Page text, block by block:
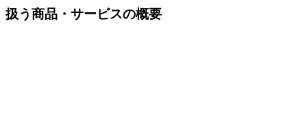
扱う商品・サービスの概要